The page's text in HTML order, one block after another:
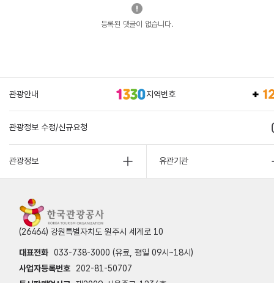
등록된 댓글이 없습니다.
관광안내 지역번호
관광정보 수정/신규요청
관광정보 유관기관
(26464) 강원특별자치도 원주시 세계로 10
대표전화 033-738-3000 (유료, 평일 09시~18시)
사업자등록번호
202-81-50707